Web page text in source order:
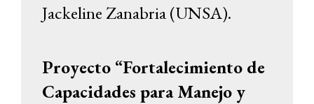
Jackeline Zanabria (UNSA).
Proyecto “Fortalecimiento de
Capacidades para Manejo y